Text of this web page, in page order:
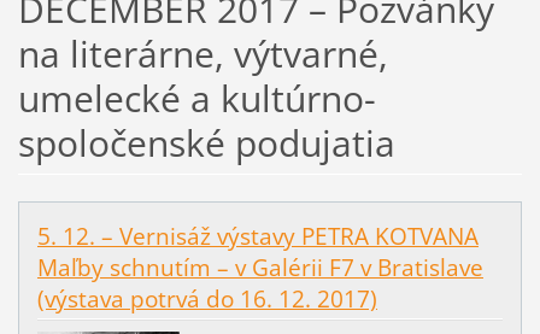
na literárne, výtvarné,
umelecké a kultúrno-
spoločenské podujatia
5. 12. – Vernisáž výstavy PETRA KOTVANA
Maľby schnutím – v Galérii F7 v Bratislave
(výstava potrvá do 16. 12. 2017)